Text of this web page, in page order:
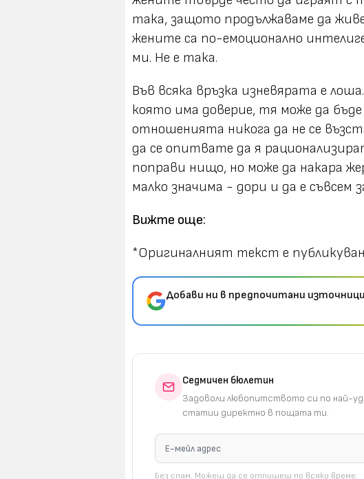
така, защото продължаваме да
жените са по-емоционално
ми. Не е така.
Във всяка връзка изневярата е
която има доверие, тя може да
отношенията никога да не се
да се опитвате да я
поправи нищо, но може да накара
малко значима - дори и да е съвсем
Вижте още:
*Оригиналният текст е
Добави ни в предпочитани
Седмичен бюлетин
Задоволи любопитството си по най-
статии директно в пощата ти.
Без спам. Можеш да се отпишеш по всяко време.